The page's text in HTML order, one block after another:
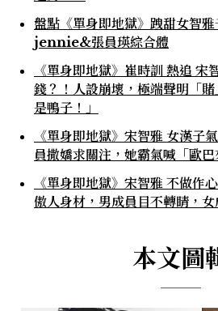
盤點《單身即地獄》跩甜女智
jennie&張員瑛綜合體
《單身即地獄》崔時訓 熱追 宋
錢？！人設崩壞，極端聲明「
是鴨子！」
《單身即地獄》宋智雅 女漢子
員撒嬌求關注，她霸氣喊「歐巴
《單身即地獄》宋智雅 不做作
傲人身材，男成員目不轉睛，女
本文圖